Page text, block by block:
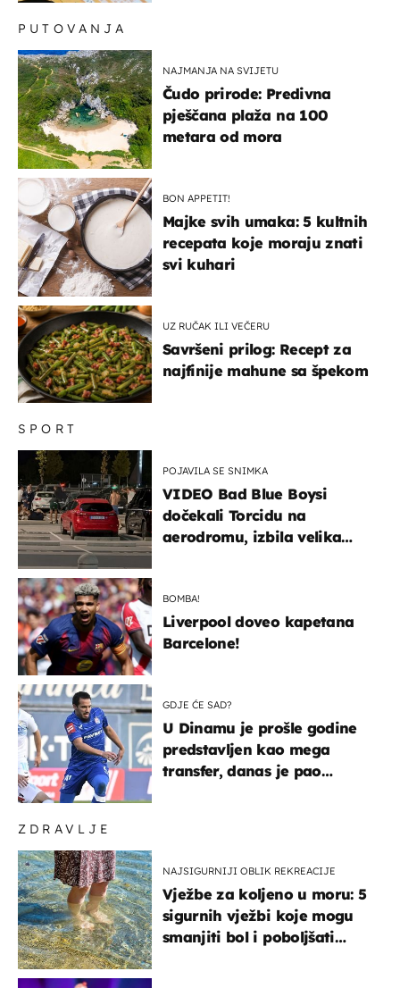
ZDRAVLJE
NAJSIGURNIJI OBLIK REKREACIJE
Vježbe za koljeno u moru: 5
sigurnih vježbi koje mogu
smanjiti bol i poboljšati
SPORT
POJAVILA SE SNIMKA
VIDEO Bad Blue Boysi
dočekali Torcidu na
aerodromu, izbila velika
BOMBA!
Liverpool doveo kapetana
Barcelone!
GDJE ĆE SAD?
U Dinamu je prošle godine
predstavljen kao mega
transfer, danas je pao
PUTOVANJA
NAJMANJA NA SVIJETU
Čudo prirode: Predivna
pješčana plaža na 100
metara od mora
BON APPETIT!
Majke svih umaka: 5 kultnih
recepata koje moraju znati
svi kuhari
UZ RUČAK ILI VEČERU
Savršeni prilog: Recept za
najfinije mahune sa špekom